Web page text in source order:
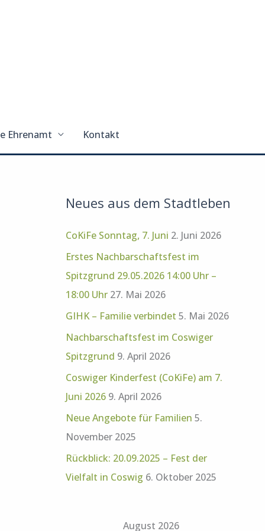
Ehrenamt Kontakt
Neues aus dem Stadtleben
CoKiFe Sonntag, 7. Juni 2. Juni 2026
Erstes Nachbarschaftsfest im
Spitzgrund 29.05.2026 14:00 Uhr –
18:00 Uhr 27. Mai 2026
GIHK – Familie verbindet 5. Mai 2026
Nachbarschaftsfest im Coswiger
Spitzgrund 9. April 2026
Coswiger Kinderfest (CoKiFe) am 7.
Juni 2026 9. April 2026
Neue Angebote für Familien 5.
November 2025
Rückblick: 20.09.2025 – Fest der
Vielfalt in Coswig 6. Oktober 2025
August 2026